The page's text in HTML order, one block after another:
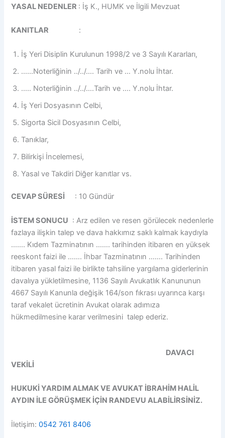
YASAL NEDENLER : İş K., HUMK ve İlgili Mevzuat
KANITLAR :
İş Yeri Disiplin Kurulunun 1998/2 ve 3 Sayılı Kararları,
……Noterliğinin ../../…. Tarih ve … Y.nolu İhtar.
….. Noterliğinin ../../….Tarih ve …. Y.nolu İhtar.
İş Yeri Dosyasının Celbi,
Sigorta Sicil Dosyasının Celbi,
Tanıklar,
Bilirkişi İncelemesi,
Yasal ve Takdiri Diğer kanıtlar vs.
CEVAP SÜRESİ : 10 Gündür
İSTEM SONUCU : Arz edilen ve resen görülecek nedenlerle
fazlaya ilişkin talep ve dava hakkımız saklı kalmak kaydıyla
……. Kıdem Tazminatının ……. tarihinden itibaren en yüksek
reeskont faizi ile ……. İhbar Tazminatının ……. Tarihinden
itibaren yasal faizi ile birlikte tahsiline yargılama giderlerinin
davalıya yükletilmesine, 1136 Sayılı Avukatlık Kanununun
4667 Sayılı Kanunla değişik 164/son fıkrası uyarınca karşı
taraf vekalet ücretinin Avukat olarak adımıza
hükmedilmesine karar verilmesini talep ederiz.
DAVACI
VEKİLİ
HUKUKİ YARDIM ALMAK VE AVUKAT İBRAHİM HALİL
AYDIN İLE GÖRÜŞMEK İÇİN RANDEVU ALABİLİRSİNİZ.
İletişim:0542 761 8406